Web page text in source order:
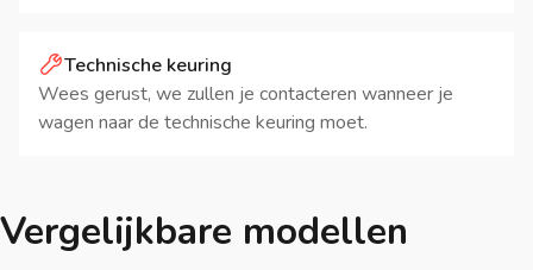
Vergelijkbare modellen
Technische keuring
Wees gerust, we zullen je contacteren wanneer je
wagen naar de technische keuring moet.